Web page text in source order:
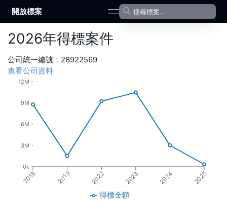
開放標案 open navigation menu
2026年得標案件
公司統一編號： 28922569
查看公司資料
2018 2019 2022 2023 2024 2025
0k
3M
6M
9M
12M
得標金額